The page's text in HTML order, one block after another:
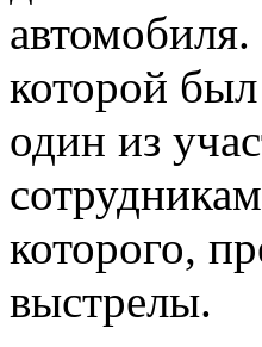
которой
один из
которого,
выстрелы.